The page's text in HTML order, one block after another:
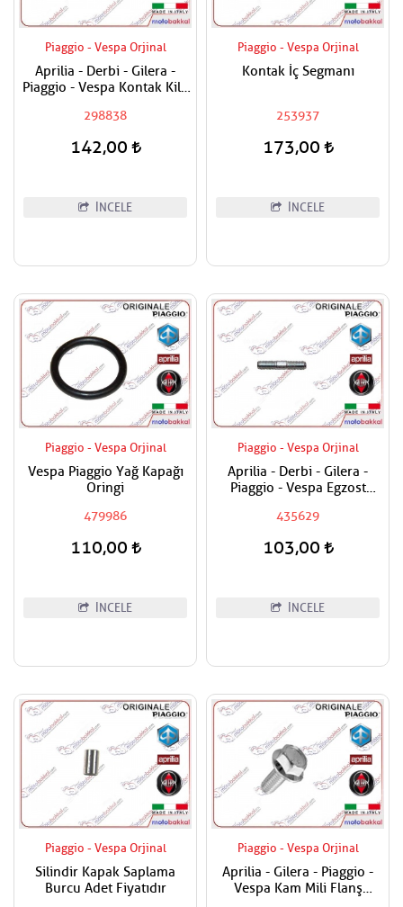
Piaggio - Vespa Orjinal
Aprilia - Derbi - Gilera -
Piaggio - Vespa Kontak Kilit
298838
142,00
İNCELE
Piaggio - Vespa Orjinal
Kontak İç Segmanı
253937
173,00
İNCELE
Piaggio - Vespa Orjinal
Vespa Piaggio Yağ Kapağı
Oringi
479986
110,00
İNCELE
Piaggio - Vespa Orjinal
Aprilia - Derbi - Gilera -
Piaggio - Vespa Egzost
Fiyatıdır
435629
103,00
İNCELE
Piaggio - Vespa Orjinal
Silindir Kapak Saplama
Burcu Adet Fiyatıdır
Piaggio - Vespa Orjinal
Aprilia - Gilera - Piaggio -
Vespa Kam Mili Flanş